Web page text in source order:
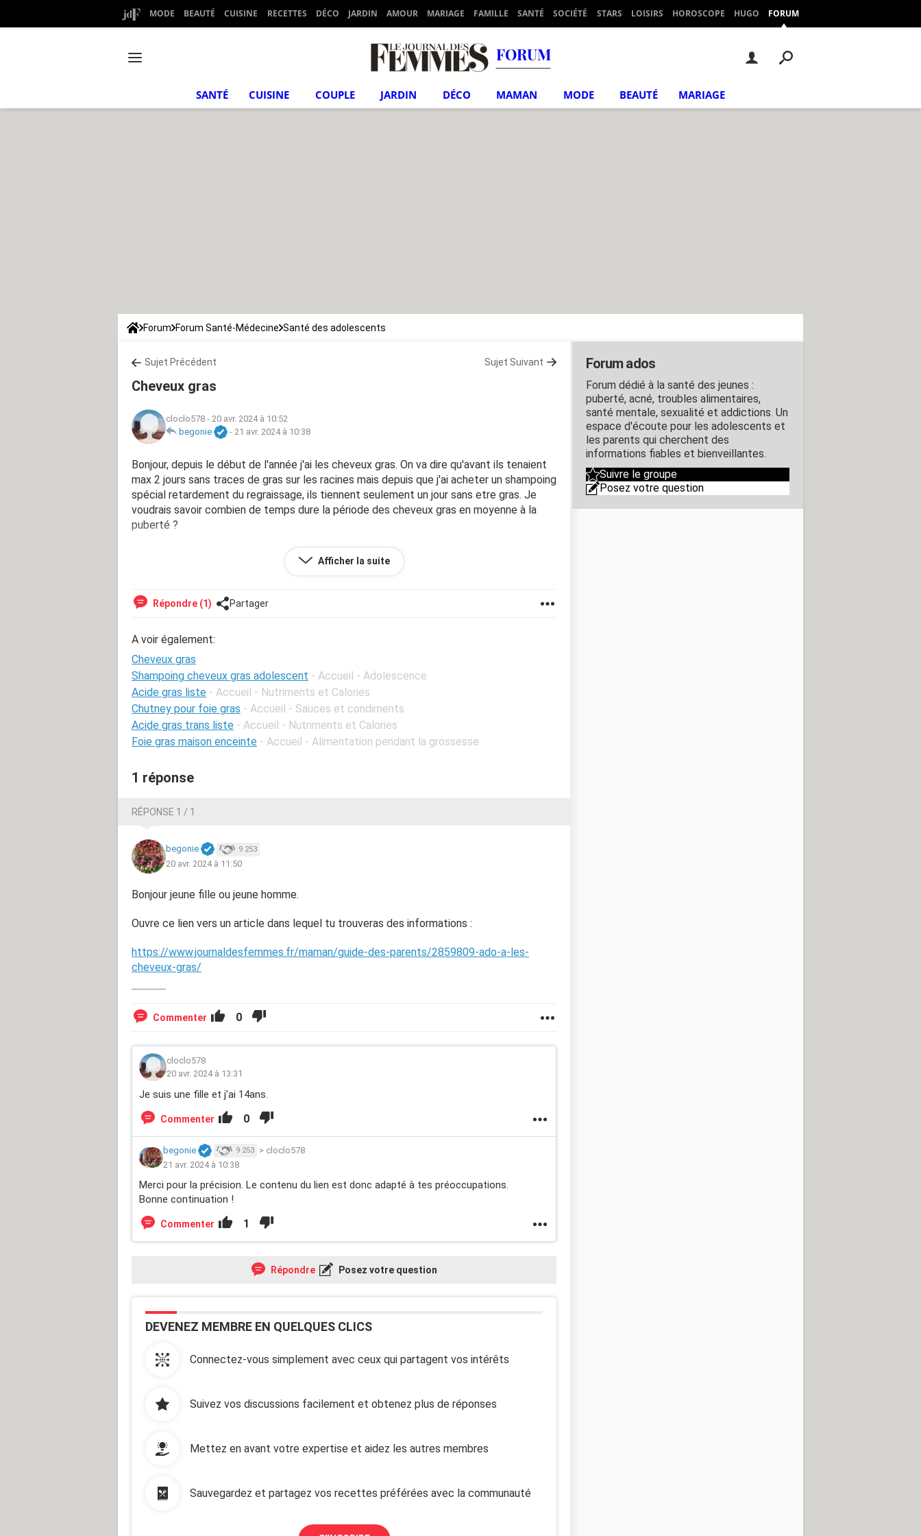
MODE BEAUTÉ CUISINE RECETTES DÉCO JARDIN AMOUR MARIAGE FAMILLE SANTÉ SOCIÉTÉ STARS LOISIRS HOROSCOPE HUGO FORUM
FORUM
SANTÉ CUISINE COUPLE JARDIN DÉCO MAMAN MODE BEAUTÉ MARIAGE
Forum Forum Santé-Médecine Santé des adolescents
Sujet Précédent Sujet Suivant
Cheveux gras
cloclo578 - 20 avr. 2024 à 10:52
begonie
- 21 avr. 2024 à 10:38
Bonjour, depuis le début de l'année j'ai les cheveux gras. On va dire qu'avant ils tenaient
max 2 jours sans traces de gras sur les racines mais depuis que j'ai acheter un shampoing
spécial retardement du regraissage, ils tiennent seulement un jour sans etre gras. Je
voudrais savoir combien de temps dure la période des cheveux gras en moyenne à la
puberté ?
Afficher la suite
Répondre (1) Partager
A voir également:
Cheveux gras
Shampoing cheveux gras adolescent - Accueil - Adolescence
Acide gras liste - Accueil - Nutriments et Calories
Chutney pour foie gras - Accueil - Sauces et condiments
Acide gras trans liste - Accueil - Nutriments et Calories
Foie gras maison enceinte - Accueil - Alimentation pendant la grossesse
1 réponse
RÉPONSE 1 / 1
begonie 9 253
20 avr. 2024 à 11:50
Bonjour jeune fille ou jeune homme.
Ouvre ce lien vers un article dans lequel tu trouveras des informations :
https://www.journaldesfemmes.fr/maman/guide-des-parents/2859809-ado-a-les-
cheveux-gras/
Commenter 0
cloclo578
20 avr. 2024 à 13:31
Je suis une fille et j'ai 14ans.
Commenter 0
begonie 9 253 > cloclo578
21 avr. 2024 à 10:38
Merci pour la précision. Le contenu du lien est donc adapté à tes préoccupations.
Bonne continuation !
Commenter 1
Répondre Posez votre question
DEVENEZ MEMBRE EN QUELQUES CLICS
Connectez-vous simplement avec ceux qui partagent vos intérêts
Suivez vos discussions facilement et obtenez plus de réponses
Mettez en avant votre expertise et aidez les autres membres
Sauvegardez et partagez vos recettes préférées avec la communauté
Forum ados
Forum dédié à la santé des jeunes :
puberté, acné, troubles alimentaires,
santé mentale, sexualité et addictions. Un
espace d'écoute pour les adolescents et
les parents qui cherchent des
informations fiables et bienveillantes.
Suivre le groupe
Posez votre question